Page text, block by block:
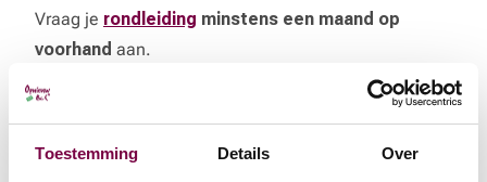
Toestemming Details Over
Vraag je rondleiding minstens een maand op
voorhand aan.